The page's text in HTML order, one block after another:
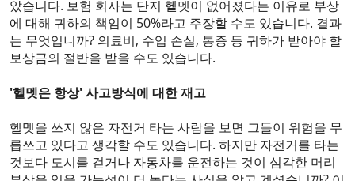
았습니다. 보험 회사는 단지 헬멧이 없어졌다는 이유로 부상
에 대해 귀하의 책임이 50%라고 주장할 수도 있습니다. 결과
는 무엇입니까? 의료비, 수입 손실, 통증 등 귀하가 받아야 할
보상금의 절반을 받을 수도 있습니다.
'헬멧은 항상' 사고방식에 대한 재고
헬멧을 쓰지 않은 자전거 타는 사람을 보면 그들이 위험을 무
릅쓰고 있다고 생각할 수도 있습니다. 하지만 자전거를 타는
것보다 도시를 걷거나 자동차를 운전하는 것이 심각한 머리